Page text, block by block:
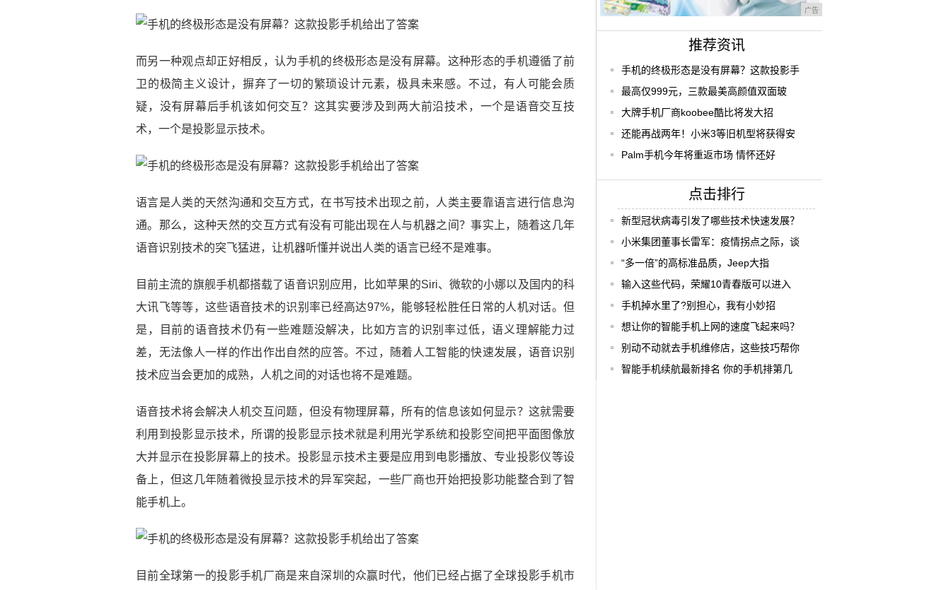
而另一种观点却正好相反，认为手机的终极形态是没有屏幕。这种形态的手机遵循了前
卫的极简主义设计，摒弃了一切的繁琐设计元素，极具未来感。不过，有人可能会质
疑，没有屏幕后手机该如何交互？这其实要涉及到两大前沿技术，一个是语音交互技
术，一个是投影显示技术。
语言是人类的天然沟通和交互方式，在书写技术出现之前，人类主要靠语言进行信息沟
通。那么，这种天然的交互方式有没有可能出现在人与机器之间？事实上，随着这几年
语音识别技术的突飞猛进，让机器听懂并说出人类的语言已经不是难事。
目前主流的旗舰手机都搭载了语音识别应用，比如苹果的Siri、微软的小娜以及国内的科
大讯飞等等，这些语音技术的识别率已经高达97%，能够轻松胜任日常的人机对话。但
是，目前的语音技术仍有一些难题没解决，比如方言的识别率过低，语义理解能力过
差，无法像人一样的作出作出自然的应答。不过，随着人工智能的快速发展，语音识别
技术应当会更加的成熟，人机之间的对话也将不是难题。
语音技术将会解决人机交互问题，但没有物理屏幕，所有的信息该如何显示？这就需要
利用到投影显示技术，所谓的投影显示技术就是利用光学系统和投影空间把平面图像放
大并显示在投影屏幕上的技术。投影显示技术主要是应用到电影播放、专业投影仪等设
备上，但这几年随着微投显示技术的异军突起，一些厂商也开始把投影功能整合到了智
能手机上。
目前全球第一的投影手机厂商是来自深圳的众赢时代，他们已经占据了全球投影手机市
广告
推荐资讯
手机的终极形态是没有屏幕？这款投影手
最高仅999元，三款最美高颜值双面玻
大牌手机厂商koobee酷比将发大招
还能再战两年！小米3等旧机型将获得安
Palm手机今年将重返市场 情怀还好
点击排行
新型冠状病毒引发了哪些技术快速发展？
小米集团董事长雷军：疫情拐点之际，谈
“多一倍”的高标准品质，Jeep大指
输入这些代码，荣耀10青春版可以进入
手机掉水里了?别担心，我有小妙招
想让你的智能手机上网的速度飞起来吗？
别动不动就去手机维修店，这些技巧帮你
智能手机续航最新排名 你的手机排第几